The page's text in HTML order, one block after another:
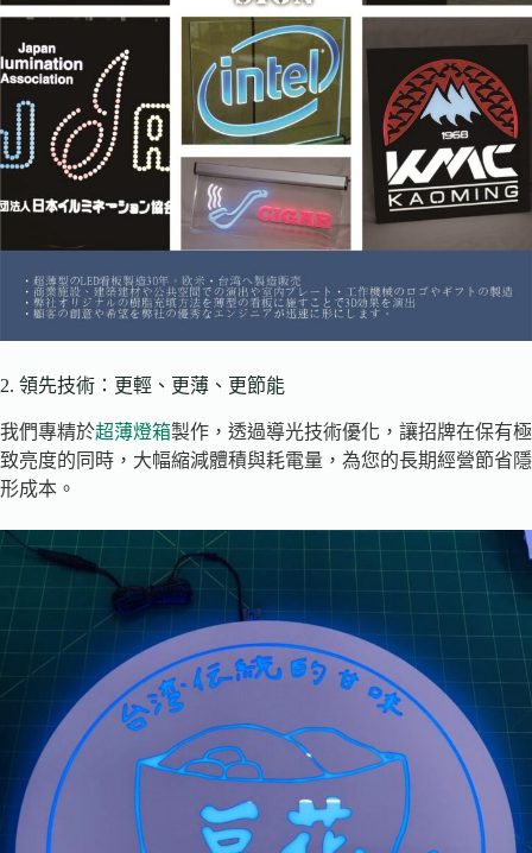
2. 領先技術：更輕、更薄、更節能
我們專精於超薄燈箱製作，透過導光技術優化，讓招牌在保有極
致亮度的同時，大幅縮減體積與耗電量，為您的長期經營節省隱
形成本。